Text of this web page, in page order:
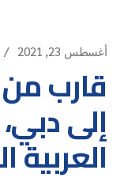
أغسطس 23, 2021
قارب من
إلى
العربية